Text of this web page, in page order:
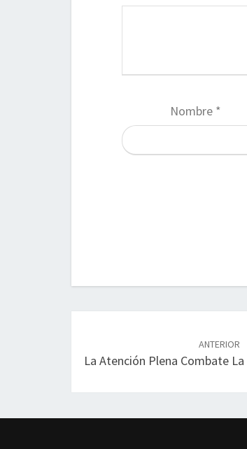
Nombre *
entradas
ANTERIOR
La Atención Plena Combate